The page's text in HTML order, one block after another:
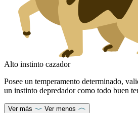
Alto instinto cazador
Posee un temperamento determinado,
un instinto depredador como todo buen
Ver más Ver menos